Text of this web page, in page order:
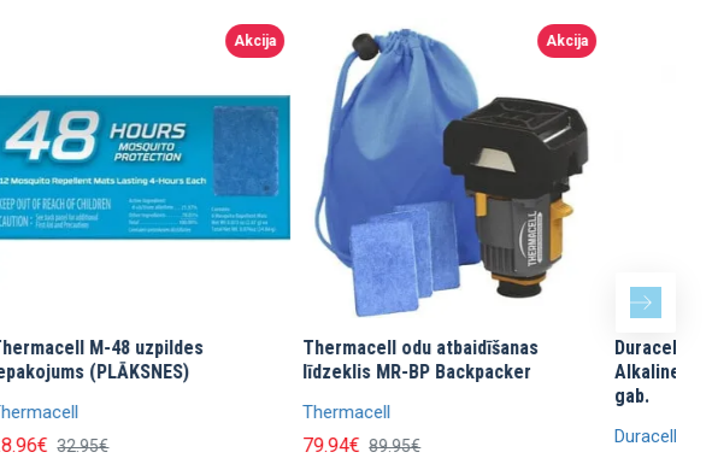
& Binoklis
LabZZ MTB3
Akcija
12
min
25
Mikroskops & Teleskops Bērniem ar
Eksperimentālo Komplektu
ThermaCELL
atbaidīšanas līdzeklis